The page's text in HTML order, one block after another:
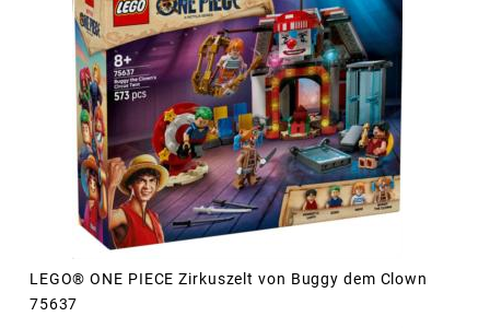
LEGO® ONE PIECE Zirkuszelt von Buggy dem Clown
75637